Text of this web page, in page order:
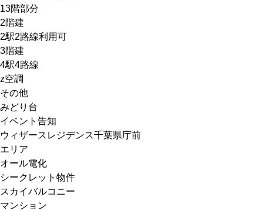
13階部分
2階建
2駅2路線利用可
3階建
4駅4路線
z空調
その他
みどり台
イベント告知
ウィザースレジデンス千葉県庁前
エリア
オール電化
シークレット物件
スカイバルコニー
マンション